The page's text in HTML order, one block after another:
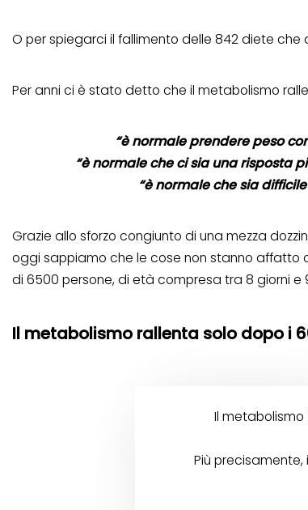
O per spiegarci il fallimento delle 842 diete
Per anni ci è stato detto che il metabolismo
“è normale prendere peso
“è normale che ci sia una risposta
“è normale che sia
Grazie allo sforzo congiunto di una mezza
oggi sappiamo che le cose non stanno affatto
di 6500 persone, di età compresa tra 8 giorni e
Il metabolismo rallenta solo dopo i
Il
Più